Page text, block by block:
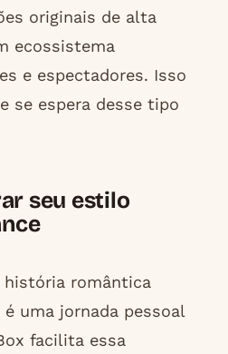
originais de alta
ecossistema
e espectadores. Isso
se espera desse tipo
seu estilo
história romântica
uma jornada pessoal
facilita essa